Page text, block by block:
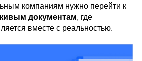
компаниям нужно перейти к
документам, где
вместе с реальностью.